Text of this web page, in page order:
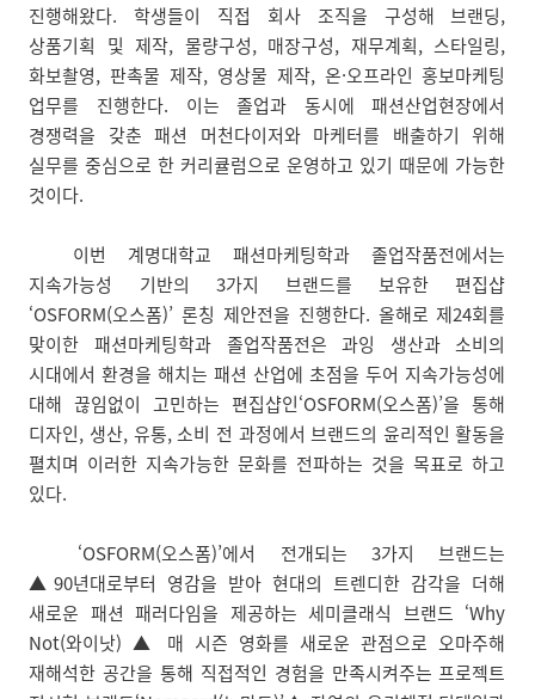
진행해왔다. 학생들이 직접 회사 조직을 구성해 브랜딩,
상품기획 및 제작, 물량구성, 매장구성, 재무계획, 스타일링,
화보촬영, 판촉물 제작, 영상물 제작, 온·오프라인 홍보마케팅
업무를 진행한다. 이는 졸업과 동시에 패션산업현장에서
경쟁력을 갖춘 패션 머천다이저와 마케터를 배출하기 위해
실무를 중심으로 한 커리큘럼으로 운영하고 있기 때문에 가능한
것이다.
이번 계명대학교 패션마케팅학과 졸업작품전에서는
지속가능성 기반의 3가지 브랜드를 보유한 편집샵
‘OSFORM(오스폼)’ 론칭 제안전을 진행한다. 올해로 제24회를
맞이한 패션마케팅학과 졸업작품전은 과잉 생산과 소비의
시대에서 환경을 해치는 패션 산업에 초점을 두어 지속가능성에
대해 끊임없이 고민하는 편집샵인‘OSFORM(오스폼)’을 통해
디자인, 생산, 유통, 소비 전 과정에서 브랜드의 윤리적인 활동을
펼치며 이러한 지속가능한 문화를 전파하는 것을 목표로 하고
있다.
‘OSFORM(오스폼)’에서 전개되는 3가지 브랜드는
▲90년대로부터 영감을 받아 현대의 트렌디한 감각을 더해
새로운 패션 패러다임을 제공하는 세미클래식 브랜드 ‘Why
Not(와이낫) ▲ 매 시즌 영화를 새로운 관점으로 오마주해
재해석한 공간을 통해 직접적인 경험을 만족시켜주는 프로젝트